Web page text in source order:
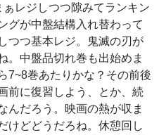
レジしつつ隙みてランキン
グが中盤結構入れ替わって
つつ基本レジ。鬼滅の刃が
。中盤品切れ巻も出始めま
7~8巻あたりかな？その前後
前に復習しよう、とか、続
んだろう。映画の熱が収ま
けどどうだろね。休憩回し